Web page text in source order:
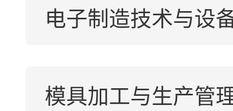
电子制造技术与设
模具加工与生产管